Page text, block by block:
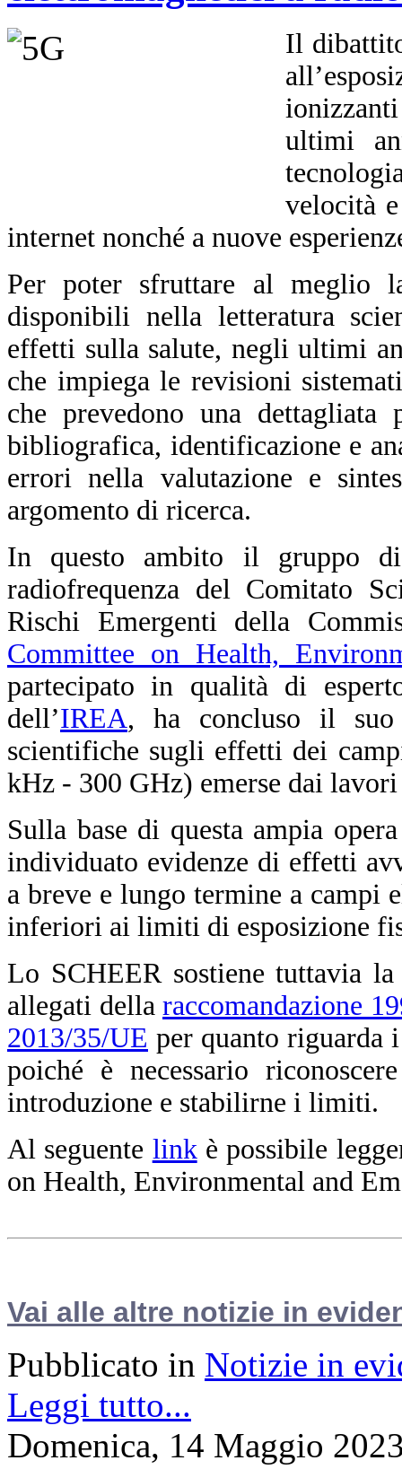
Il
ultimi
velocità
internet nonché a nuove
Per poter sfruttare al meglio
disponibili nella letteratura
effetti sulla salute, negli ultimi
che impiega le revisioni
che prevedono una dettagliata
bibliografica, identificazione e
errori nella valutazione e
argomento di ricerca.
In questo ambito il gruppo
radiofrequenza del Comitato
Rischi Emergenti della
Committee on Health,
partecipato in qualità di
dell’IREA, ha concluso il suo
scientifiche sugli effetti dei
kHz - 300 GHz) emerse dai
Sulla base di questa ampia
individuato evidenze di effetti
a breve e lungo termine a campi
inferiori ai limiti di esposizione
Lo SCHEER sostiene tuttavia
allegati della raccomandazione
2013/35/UE per quanto riguarda
poiché è necessario
introduzione e stabilirne i limiti.
Al seguente link è possibile
on Health, Environmental and
Vai alle altre notizie in
Pubblicato in Notizie in
Leggi tutto...
Domenica, 14 Maggio